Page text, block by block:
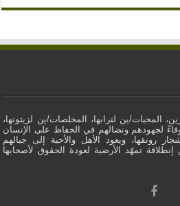
المحبات/ين لترابها، المخلصات/ين لزيتونها،
ووفاءً لجهودهم ونضالهم في الحفاظ على الإنسان
رونقها، ويعود الأهل والأحبة إلى جبالهم
تمهّد الأرضية لعودة الحقوق لأصحابها